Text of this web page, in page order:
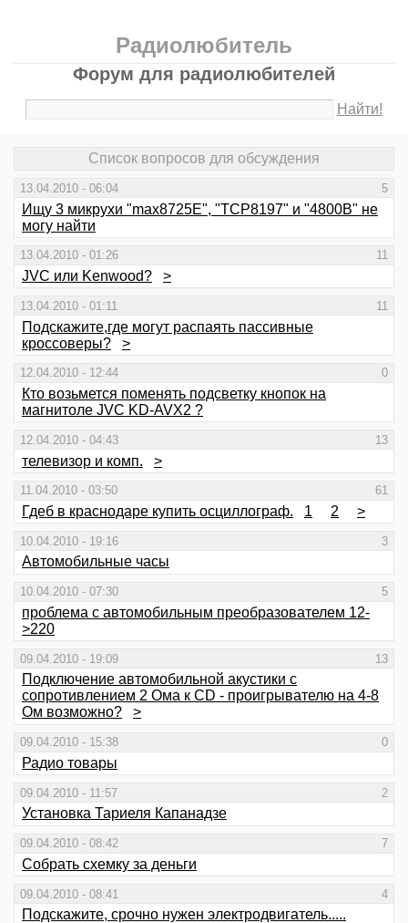
Радиолюбитель
Форум для радиолюбителей
Найти!
Список вопросов для обсуждения
13.04.2010 - 06:04 5
Ищу 3 микрухи "max8725E", "TCP8197" и "4800B" не
могу найти
13.04.2010 - 01:26 11
JVC или Kenwood? >
13.04.2010 - 01:11 11
Подскажите,где могут распаять пассивные
кроссоверы?
>
12.04.2010 - 12:44 0
Кто возьмется поменять подсветку кнопок на
магнитоле JVC KD-AVX2 ?
12.04.2010 - 04:43 13
телевизор и комп. >
11.04.2010 - 03:50 61
Гдеб в краснодаре купить осциллограф. 1 2 >
10.04.2010 - 19:16 3
Автомобильные часы
10.04.2010 - 07:30 5
проблема с автомобильным преобразователем 12-
>220
09.04.2010 - 19:09 13
Подключение автомобильной акустики с
сопротивлением 2 Ома к СD - проигрывателю на 4-8
Ом возможно?
>
09.04.2010 - 15:38 0
Радио товары
09.04.2010 - 11:57 2
Установка Тариеля Капанадзе
09.04.2010 - 08:42 7
Собрать схемку за деньги
09.04.2010 - 08:41 4
Подскажите, срочно нужен электродвигатель.....